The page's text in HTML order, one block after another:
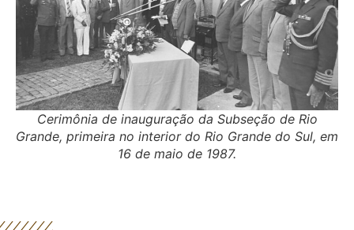
Cerimônia de inauguração da Subseção de Rio
Grande, primeira no interior do Rio Grande do Sul, em